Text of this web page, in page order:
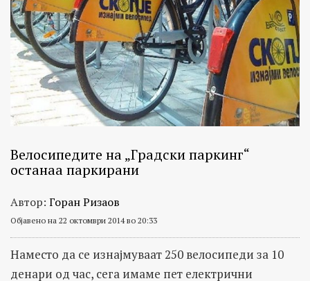
Велосипедите на „Градски паркинг“
останаа паркирани
Автор: Горан Ризаов
Објавено на 22 октомври 2014 во 20:33
Наместо да се изнајмуваат 250 велосипеди за 10
денари од час, сега имаме пет електрични